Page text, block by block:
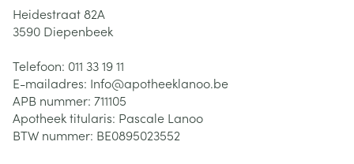
Heidestraat 82A
3590 Diepenbeek
Telefoon: 011 33 19 11
E-mailadres: Info@apotheeklanoo.be
APB nummer: 711105
Apotheek titularis: Pascale Lanoo
BTW nummer: BE0895023552